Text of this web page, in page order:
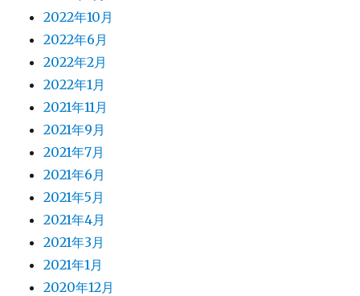
2022年10月
2022年6月
2022年2月
2022年1月
2021年11月
2021年9月
2021年7月
2021年6月
2021年5月
2021年4月
2021年3月
2021年1月
2020年12月